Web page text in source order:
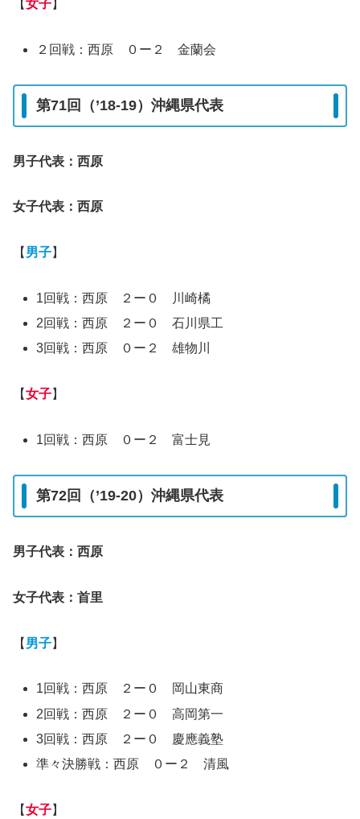
【女子】
２回戦：西原 ０ー２ 金蘭会
第71回（’18-19）沖縄県代表
男子代表：西原
女子代表：西原
【 男子】
1回戦：西原 ２ー０ 川崎橘
2回戦：西原 ２ー０ 石川県工
3回戦：西原 ０ー２ 雄物川
【女子】
1回戦：西原 ０ー２ 富士見
第72回（’19-20）沖縄県代表
男子代表：西原
女子代表：首里
【 男子】
1回戦：西原 ２ー０ 岡山東商
2回戦：西原 ２ー０ 高岡第一
3回戦：西原 ２ー０ 慶應義塾
準々決勝戦：西原 ０ー２ 清風
【女子】